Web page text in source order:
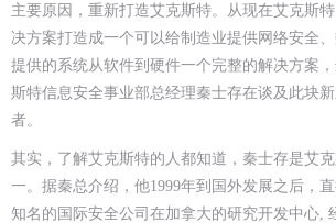
主要原因，重新打造艾克斯特。从现在艾克斯
决方案打造成一个可以给制造业提供网络安全
提供的系统从软件到硬件一个完整的解决方案
斯特信息安全事业部总经理秦士存在谈及此块
者。
其实，了解艾克斯特的人都知道，秦士存是艾
一。据秦总介绍，他1999年到国外发展之后，
知名的国际安全公司在加拿大的研究开发中心,